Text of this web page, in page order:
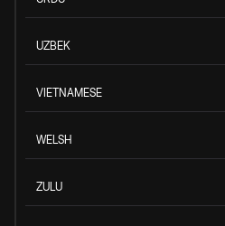
UZBEK
VIETNAMESE
WELSH
ZULU